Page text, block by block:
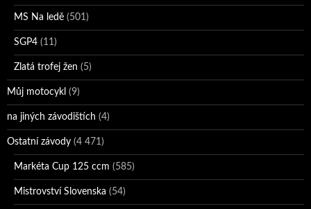
MS Na ledě (501)
SGP4 (11)
Zlatá trofej žen (5)
Můj motocykl (9)
na jiných závodištích (4)
Ostatní závody (4 471)
Markéta Cup 125 ccm (585)
Mistrovství Slovenska (54)